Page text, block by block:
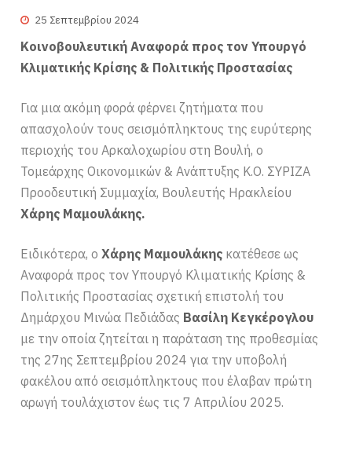
25 Σεπτεμβρίου 2024
Κοινοβουλευτική Αναφορά προς τον Υπουργό
Κλιματικής Κρίσης & Πολιτικής Προστασίας
Για μια ακόμη φορά φέρνει ζητήματα που
απασχολούν τους σεισμόπληκτους της ευρύτερης
περιοχής του Αρκαλοχωρίου στη Βουλή, ο
Τομεάρχης Οικονομικών & Ανάπτυξης Κ.Ο. ΣΥΡΙΖΑ
Προοδευτική Συμμαχία, Βουλευτής Ηρακλείου
Χάρης Μαμουλάκης.
Ειδικότερα, οΧάρης Μαμουλάκης κατέθεσε ως
Αναφορά προς τον Υπουργό Κλιματικής Κρίσης &
Πολιτικής Προστασίας σχετική επιστολή του
Δημάρχου Μινώα Πεδιάδας Βασίλη Κεγκέρογλου
με την οποία ζητείται η παράταση της προθεσμίας
της 27ης Σεπτεμβρίου 2024 για την υποβολή
φακέλου από σεισμόπληκτους που έλαβαν πρώτη
αρωγή τουλάχιστον έως τις 7 Απριλίου 2025.